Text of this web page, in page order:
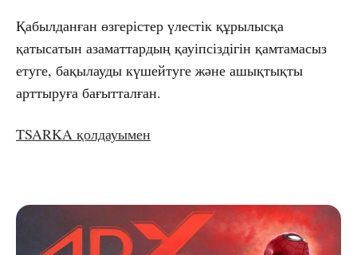
Қабылданған өзгерістер үлестік құрылысқа
қатысатын азаматтардың қауіпсіздігін қамтамасыз
етуге, бақылауды күшейтуге және ашықтықты
арттыруға бағытталған.
TSARKA қолдауымен